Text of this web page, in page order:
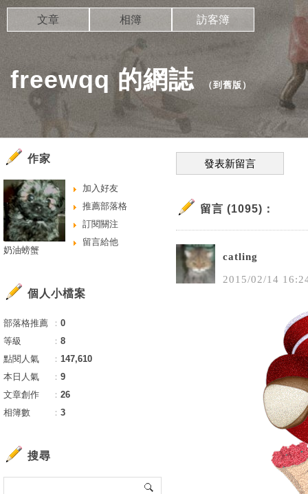
freewqq 的網誌（到舊版 ）
文章 相簿 訪客簿
發表新留言
留言 (1095)：
catling
2015/02/14 16:
作家
加入好友
推薦部落格
訂閱關注
留言給他
奶油螃蟹
個人小檔案
部落格推薦 ： 0
等級
： 8
點閱人氣
： 147,610
本日人氣
： 9
文章創作
： 26
相簿數
： 3
搜尋